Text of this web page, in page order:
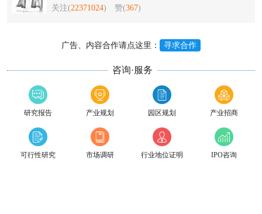
关注(22371024) 赞(367)
广告、内容合作请点这里： 寻求合作
咨询·服务
研究报告 产业规划 园区规划 产业招商
可行性研究 市场调研 行业地位证明 IPO咨询